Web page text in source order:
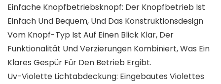
Einfache Knopfbetriebsknopf: Der Knopfbetrieb Ist
Einfach Und Bequem, Und Das Konstruktionsdesign
Vom Knopf-Typ Ist Auf Einen Blick Klar, Der
Funktionalität Und Verzierungen Kombiniert, Was Ein
Klares Gespür Für Den Betrieb Ergibt.
Uv-Violette Lichtabdeckung: Eingebautes Violettes